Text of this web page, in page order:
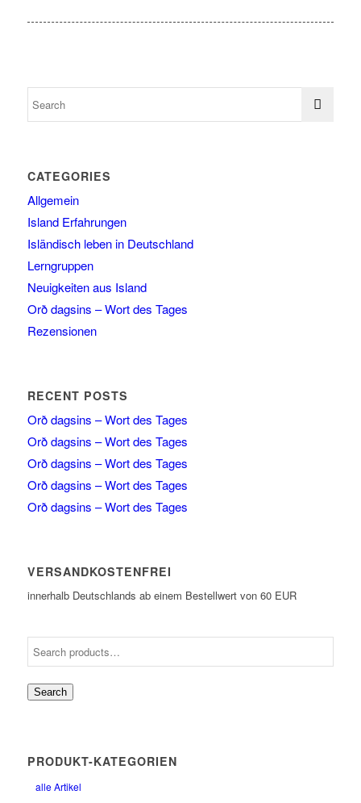
CATEGORIES
Allgemein
Island Erfahrungen
Isländisch leben in Deutschland
Lerngruppen
Neuigkeiten aus Island
Orð dagsins – Wort des Tages
Rezensionen
RECENT POSTS
Orð dagsins – Wort des Tages
Orð dagsins – Wort des Tages
Orð dagsins – Wort des Tages
Orð dagsins – Wort des Tages
Orð dagsins – Wort des Tages
VERSANDKOSTENFREI
innerhalb Deutschlands ab einem Bestellwert von 60 EUR
Search
PRODUKT-KATEGORIEN
alle Artikel